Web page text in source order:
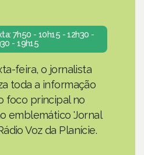
7h50 - 10h15 - 12h30 -
- 19h15
feira, o jornalista
toda a informação
foco principal no
emblemático 'Jornal
Voz da Planície.